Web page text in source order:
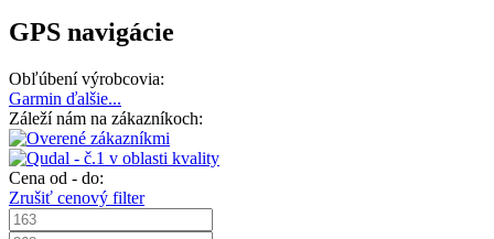
GPS navigácie
Obľúbení výrobcovia:
Garmin ďalšie...
Záleží nám na zákazníkoch:
Cena od - do:
Zrušiť cenový filter